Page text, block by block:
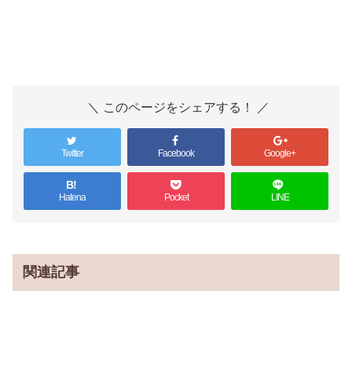
＼ このページをシェアする！ ／
Twitter Facebook Google+
B!
Hatena Pocket LINE
関連記事